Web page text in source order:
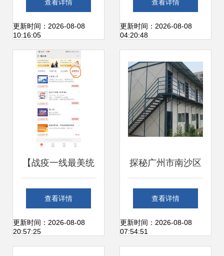
查看详情
更新时间：2026-08-08
10:16:05
温度
查看详情
更新时间：2026-08-08
04:20:48
【战疫一线最美统
战人】潘新成 危难
时刻见证民营企业
查看详情
更新时间：2026-08-08
20:57:25
探秘广州市南沙区
东涌永昌旺金属制
品厂 工作环境与城
查看详情
更新时间：2026-08-08
07:54:51